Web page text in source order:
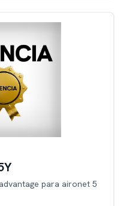
para aironet 5